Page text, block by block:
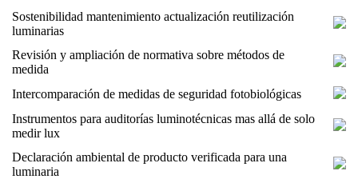
Sostenibilidad mantenimiento actualización reutilización
luminarias
Revisión y ampliación de normativa sobre métodos de
medida
Intercomparación de medidas de seguridad fotobiológicas
Instrumentos para auditorías luminotécnicas mas allá de solo
medir lux
Declaración ambiental de producto verificada para una
luminaria